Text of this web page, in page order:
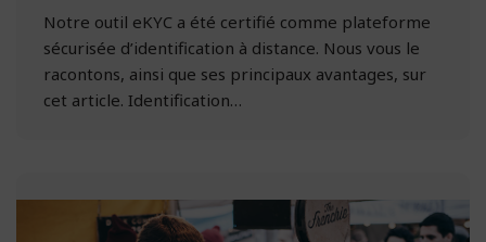
Notre outil eKYC a été certifié comme plateforme
sécurisée d’identification à distance. Nous vous le
racontons, ainsi que ses principaux avantages, sur
cet article. Identification…